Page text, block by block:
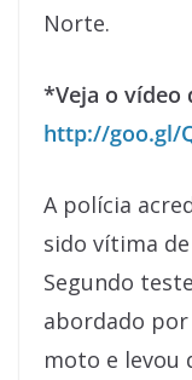
Norte.
*Veja o vídeo
http://goo.gl/
A polícia
sido vítima
Segundo
abordado
moto e levou